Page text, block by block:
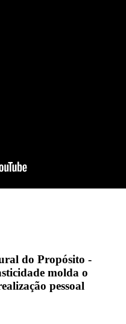
do Propósito -
molda o
pessoal